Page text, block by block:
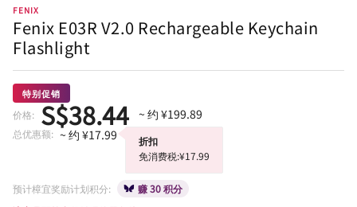
FENIX
Fenix E03R V2.0 Rechargeable Keychain
Flashlight
特别促销
价格: S$38.44 ~ 约 ¥199.89
总优惠额: ~ 约 ¥17.99
折扣
免消费税:¥17.99
预计樟宜奖励计划积分:
赚 30 积分